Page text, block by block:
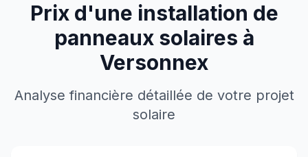
Prix d'une installation de
panneaux solaires à
Versonnex
Analyse financière détaillée de votre projet
solaire